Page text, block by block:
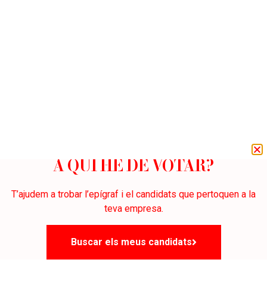
A QUI HE DE VOTAR?
T’ajudem a trobar l’epígraf i el candidats que pertoquen a la
teva empresa.
Buscar els meus candidats